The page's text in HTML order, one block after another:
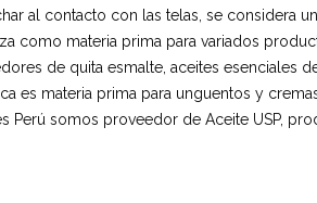
al contacto con las telas, se considera
como materia prima para variados
de quita esmalte, aceites esenciales
es materia prima para unguentos y
Perú somos proveedor de Aceite USP,